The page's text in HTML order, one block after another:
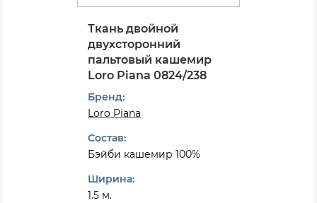
Ткань двойной
двухсторонний
пальтовый кашемир
Loro Piana 0824/238
Бренд:
Loro Piana
Состав:
Бэйби кашемир 100%
Ширина:
1.5 м.